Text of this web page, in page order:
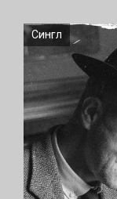
Сингл